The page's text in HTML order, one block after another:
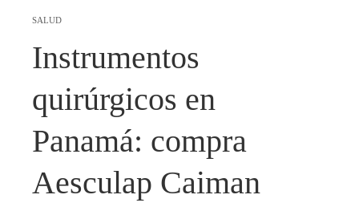
SALUD
Instrumentos
quirúrgicos en
Panamá: compra
Aesculap Caiman